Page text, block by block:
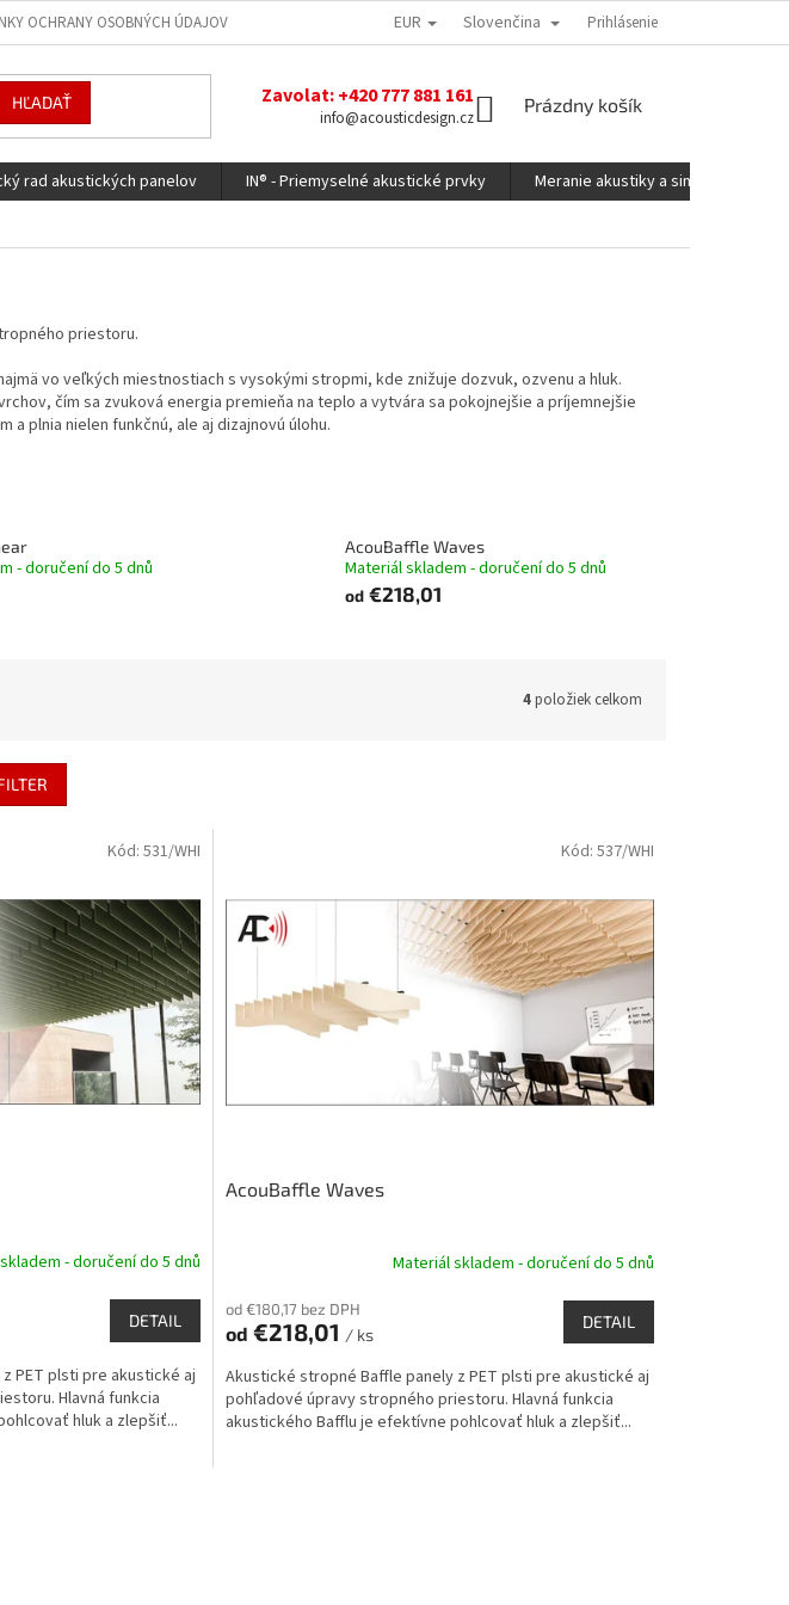
OCHRANY OSOBNÝCH ÚDAJOV EUR Slovenčina Prihlásenie
HĽADAŤ Zavolat: +420 777 881 161
info@acousticdesign.cz
NÁKUPNÝ
Prázdny košík
rad akustických panelov IN® - Priemyselné akustické prvky Meranie akustiky a simulácie
priestoru.
vo veľkých miestnostiach s vysokými stropmi, kde znižuje dozvuk, ozvenu a hluk.
čím sa zvuková energia premieňa na teplo a vytvára sa pokojnejšie a príjemnejšie
plnia nielen funkčnú, ale aj dizajnovú úlohu.
- doručení do 5 dnů
AcouBaffle Waves
Materiál skladem - doručení do 5 dnů
od€218,01
4položiek celkom
- doručení do 5 dnů
DETAIL
PET plsti pre akustické aj
Hlavná funkcia
hluk a zlepšiť...
Kód: 531/WHI
AcouBaffle Waves
Materiál skladem - doručení do 5 dnů
od €180,17 bez DPH
od €218,01 / ks
DETAIL
Akustické stropné Baffle panely z PET plsti pre akustické aj
pohľadové úpravy stropného priestoru. Hlavná funkcia
akustického Bafflu je efektívne pohlcovať hluk a zlepšiť...
Kód: 537/WHI